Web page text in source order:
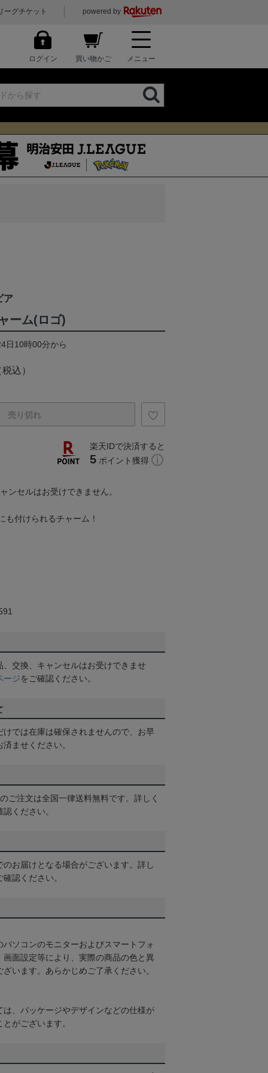
ーグチケット powered by
ログイン 買い物かご メニュー
ア
ーム(ロゴ)
日10時00分から
込）
売り切れ
楽天IDで決済すると
5 ポイント獲得
ンセルはお受けできません。
も付けられるチャーム！
交換、キャンセルはお受けできませ
ージをご確認ください。
けでは在庫は確保されませんので、お早
ませください。
ご注文は全国一律送料無料です。詳しく
認ください。
お届けとなる場合がございます。詳し
確認ください。
ソコンのモニターおよびスマートフォ
画面設定等により、実際の商品の色と異
います。あらかじめご了承ください。
は、パッケージやデザインなどの仕様が
がございます。